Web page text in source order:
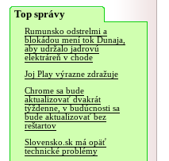
Top správy
Rumunsko odstrelmi a
blokádou mení tok Dunaja,
aby udržalo jadrovú
elektráreň v chode
Joj Play výrazne zdražuje
Chrome sa bude
aktualizovať dvakrát
týždenne, v budúcnosti sa
bude aktualizovať bez
reštartov
Slovensko.sk má opäť
technické problémy